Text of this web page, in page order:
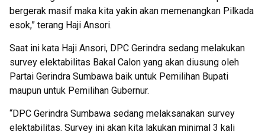
bergerak masif maka kita yakin akan memenangkan Pilkada
esok,” terang Haji Ansori.
Saat ini kata Haji Ansori, DPC Gerindra sedang melakukan
survey elektabilitas Bakal Calon yang akan diusung oleh
Partai Gerindra Sumbawa baik untuk Pemilihan Bupati
maupun untuk Pemilihan Gubernur.
“DPC Gerindra Sumbawa sedang melaksanakan survey
elektabilitas. Survey ini akan kita lakukan minimal 3 kali